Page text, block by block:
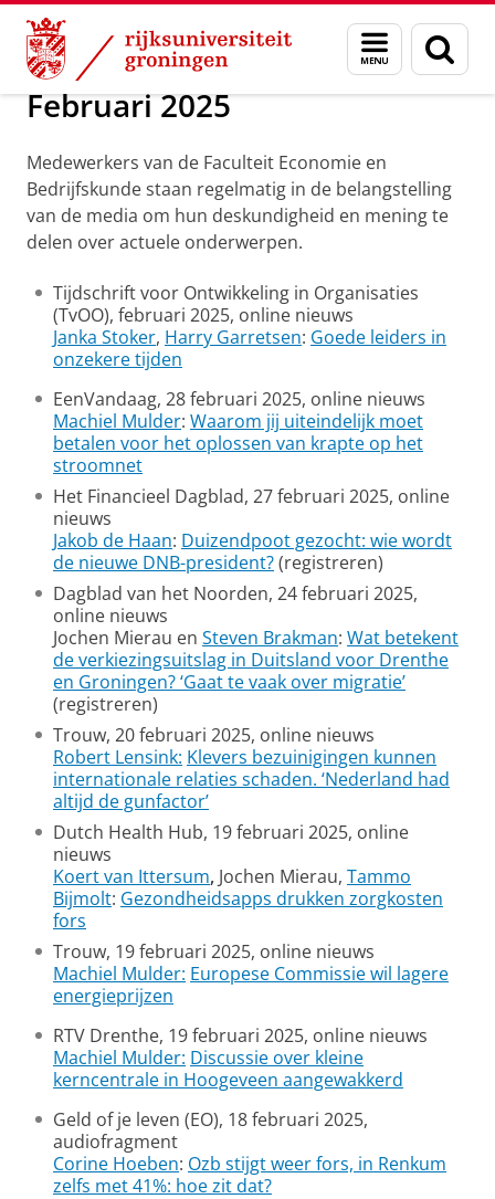
Skip
Content
Skip
Navigation
Menu
en
zoeken
Over ons 2025
Februari 2025
Medewerkers van de Faculteit Economie en
Bedrijfskunde staan regelmatig in de belangstelling
van de media om hun deskundigheid en mening te
delen over actuele onderwerpen.
Tijdschrift voor Ontwikkeling in Organisaties
(TvOO), februari 2025, online nieuws
Janka Stoker, Harry Garretsen: Goede leiders in
onzekere tijden
EenVandaag, 28 februari 2025, online nieuws
Machiel Mulder: Waarom jij uiteindelijk moet
betalen voor het oplossen van krapte op het
stroomnet
Het Financieel Dagblad, 27 februari 2025, online
nieuws
Jakob de Haan: Duizendpoot gezocht: wie wordt
de nieuwe DNB-president?(registreren)
Dagblad van het Noorden, 24 februari 2025,
online nieuws
Jochen Mierau en Steven Brakman: Wat betekent
de verkiezingsuitslag in Duitsland voor Drenthe
en Groningen? ‘Gaat te vaak over migratie’
(registreren)
Trouw, 20 februari 2025, online nieuws
Robert Lensink: Klevers bezuinigingen kunnen
internationale relaties schaden. ‘Nederland had
altijd de gunfactor’
Dutch Health Hub, 19 februari 2025, online
nieuws
Koert van Ittersum, Jochen Mierau, Tammo
Bijmolt: Ge­zond­heids­apps drukken zorgkosten
fors
Trouw, 19 februari 2025, online nieuws
Machiel Mulder: Europese Commissie wil lagere
energieprijzen
RTV Drenthe, 19 februari 2025, online nieuws
Machiel Mulder: Discussie over kleine
kerncentrale in Hoogeveen aangewakkerd
Geld of je leven (EO), 18 februari 2025,
audiofragment
Corine Hoeben: Ozb stijgt weer fors, in Renkum
zelfs met 41%: hoe zit dat?